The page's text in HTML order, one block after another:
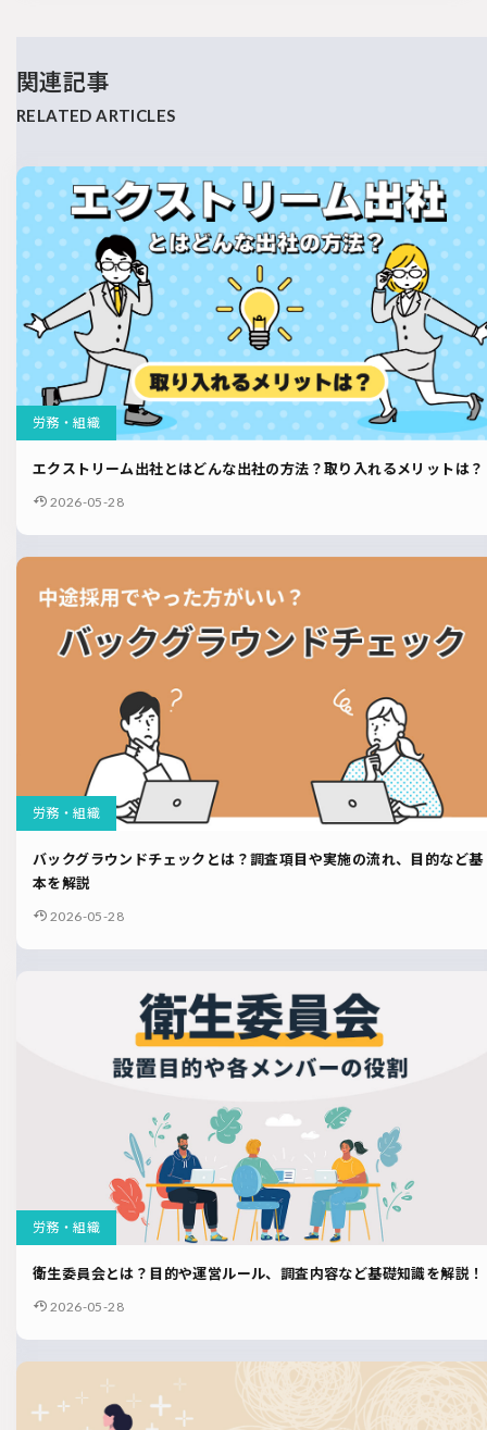
関連記事
労務・組織
エクストリーム出社とはどんな出社の方法？取り入れるメリットは？
2026-05-28
労務・組織
バックグラウンドチェックとは？調査項目や実施の流れ、目的など基
本を解説
2026-05-28
労務・組織
衛生委員会とは？目的や運営ルール、調査内容など基礎知識を解説！
2026-05-28